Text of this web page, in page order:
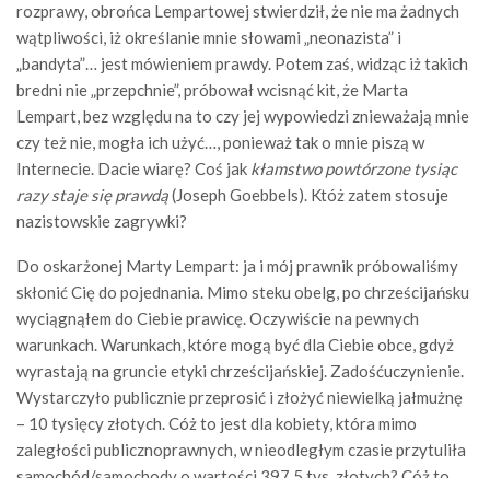
rozprawy, obrońca Lempartowej stwierdził, że nie ma żadnych
wątpliwości, iż określanie mnie słowami „neonazista” i
„bandyta”… jest mówieniem prawdy. Potem zaś, widząc iż takich
bredni nie „przepchnie”, próbował wcisnąć kit, że Marta
Lempart, bez względu na to czy jej wypowiedzi znieważają mnie
czy też nie, mogła ich użyć…, ponieważ tak o mnie piszą w
Internecie. Dacie wiarę? Coś jak kłamstwo powtórzone tysiąc
razy staje się prawdą(Joseph Goebbels). Któż zatem stosuje
nazistowskie zagrywki?
Do oskarżonej Marty Lempart: ja i mój prawnik próbowaliśmy
skłonić Cię do pojednania. Mimo steku obelg, po chrześcijańsku
wyciągnąłem do Ciebie prawicę. Oczywiście na pewnych
warunkach. Warunkach, które mogą być dla Ciebie obce, gdyż
wyrastają na gruncie etyki chrześcijańskiej. Zadośćuczynienie.
Wystarczyło publicznie przeprosić i złożyć niewielką jałmużnę
– 10 tysięcy złotych. Cóż to jest dla kobiety, która mimo
zaległości publicznoprawnych, w nieodległym czasie przytuliła